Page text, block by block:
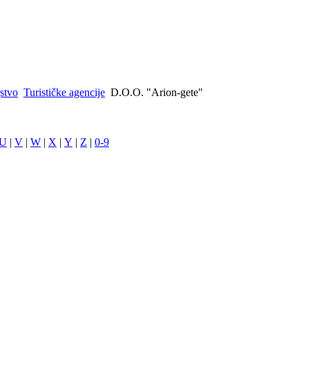
Turističke agencije D.O.O. "Arion-gete"
| V| W| X | Y | Z | 0-9